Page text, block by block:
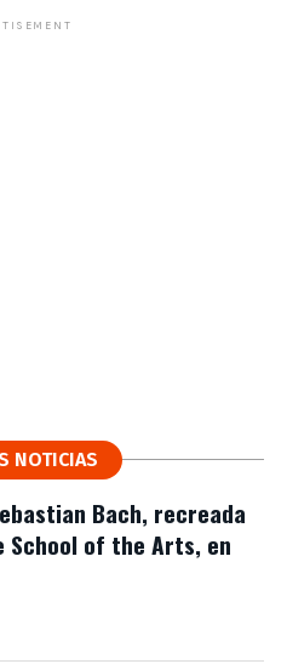
NOTICIAS
Bach, recreada
School of the Arts, en